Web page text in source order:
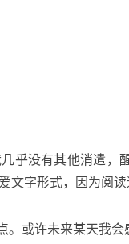
没有其他消遣，
字形式，因为阅读
或许未来某天我